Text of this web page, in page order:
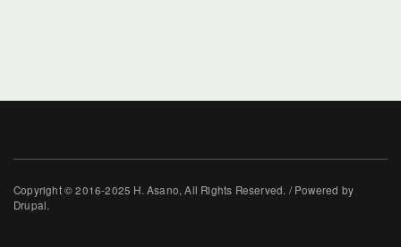
Copyright © 2016-2025 H. Asano, All Rights Reserved. / Powered by
Drupal.